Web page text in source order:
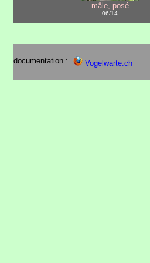
mâle, posé
06/14
documentation : Vogelwarte.ch